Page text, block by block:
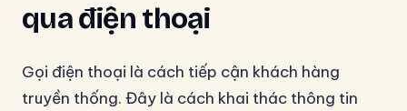
qua điện thoại
Gọi điện thoại là cách tiếp cận khách hàng
truyền thống. Đây là cách khai thác thông tin